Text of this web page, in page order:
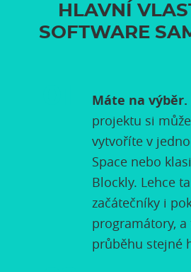
HLAVNÍ
SOFTWARE
Máte na výběr.
projektu si
vytvoříte v
Space nebo
Blockly. Lehce
začátečníky i
programátory,
průběhu stejné